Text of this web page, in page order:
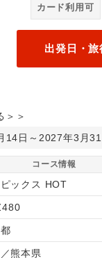
カード利用可
出発日・
＞＞
14日～2027年3月31
コース情報
ピックス HOT
熊本県